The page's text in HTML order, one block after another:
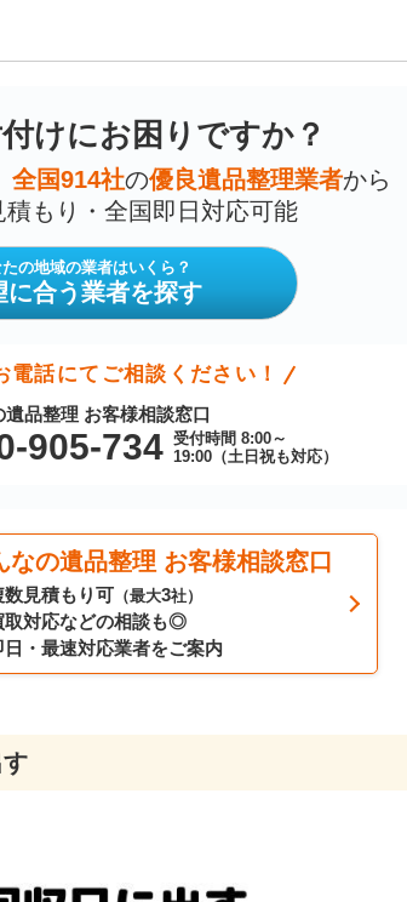
けにお困りですか？
全国914社の優良遺品整理業者から
もり・全国即日対応可能
の地域の業者はいくら？
に合う業者を探す
電話にてご相談ください！
遺品整理 お客様相談窓口
905-734 受付時間 8:00～
19:00（土日祝も対応）
なの遺品整理 お客様相談窓口
数見積もり可 （最大3社）
取対応などの相談も◎
日・最速対応業者をご案内